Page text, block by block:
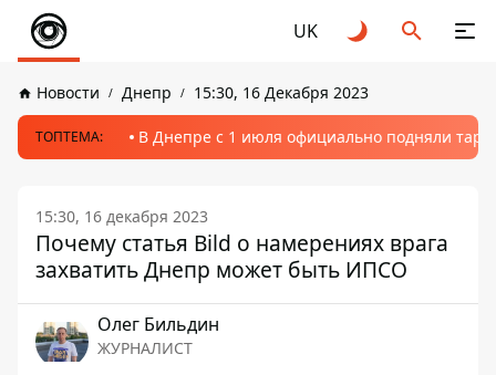
UK
Новости Днепр 15:30, 16 Декабря 2023
ТОПТЕМА: В Днепре с 1 июля официально подняли
15:30, 16 декабря 2023
Почему статья Bild о намерениях врага
захватить Днепр может быть ИПСО
Олег Бильдин
ЖУРНАЛИСТ